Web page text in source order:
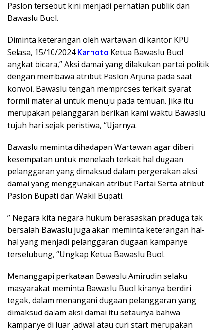
Paslon tersebut kini menjadi perhatian publik dan
Bawaslu Buol.
Diminta keterangan oleh wartawan di kantor KPU
Selasa, 15/10/2024Karnoto Ketua Bawaslu Buol
angkat bicara,” Aksi damai yang dilakukan partai politik
dengan membawa atribut Paslon Arjuna pada saat
konvoi, Bawaslu tengah memproses terkait syarat
formil material untuk menuju pada temuan. Jika itu
merupakan pelanggaran berikan kami waktu Bawaslu
tujuh hari sejak peristiwa, “Ujarnya.
Bawaslu meminta dihadapan Wartawan agar diberi
kesempatan untuk menelaah terkait hal dugaan
pelanggaran yang dimaksud dalam pergerakan aksi
damai yang menggunakan atribut Partai Serta atribut
Paslon Bupati dan Wakil Bupati.
” Negara kita negara hukum berasaskan praduga tak
bersalah Bawaslu juga akan meminta keterangan hal-
hal yang menjadi pelanggaran dugaan kampanye
terselubung, “Ungkap Ketua Bawaslu Buol.
Menanggapi perkataan Bawaslu Amirudin selaku
masyarakat meminta Bawaslu Buol kiranya berdiri
tegak, dalam menangani dugaan pelanggaran yang
dimaksud dalam aksi damai itu setaunya bahwa
kampanye di luar jadwal atau curi start merupakan